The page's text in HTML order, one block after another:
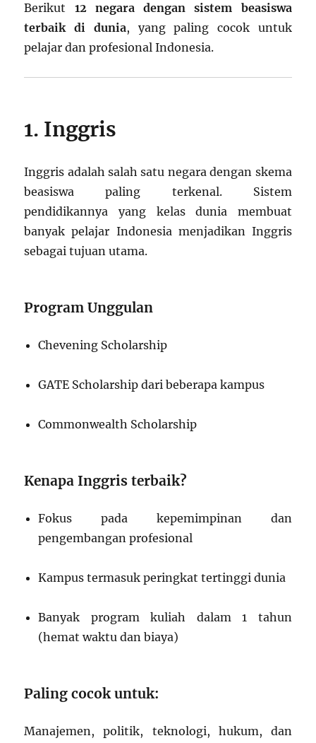
Berikut 12 negara dengan sistem beasiswa
terbaik di dunia, yang paling cocok untuk
pelajar dan profesional Indonesia.
1. Inggris
Inggris adalah salah satu negara dengan skema
beasiswa paling terkenal. Sistem
pendidikannya yang kelas dunia membuat
banyak pelajar Indonesia menjadikan Inggris
sebagai tujuan utama.
Program Unggulan
Chevening Scholarship
GATE Scholarship dari beberapa kampus
Commonwealth Scholarship
Kenapa Inggris terbaik?
Fokus pada kepemimpinan dan
pengembangan profesional
Kampus termasuk peringkat tertinggi dunia
Banyak program kuliah dalam 1 tahun
(hemat waktu dan biaya)
Paling cocok untuk:
Manajemen, politik, teknologi, hukum, dan